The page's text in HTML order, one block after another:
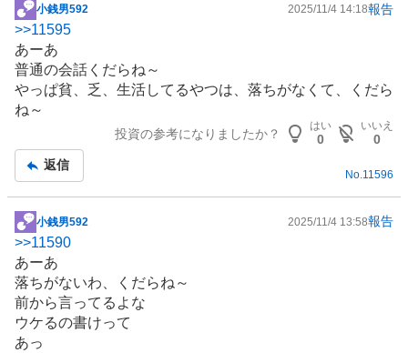
掲
示
板
記
事
小銭男592 2025/11/4 14:18報告
>>11595
あーあ
普通の会話くだらね～
やっぱ貧、乏、生活してるやつは、落ちがなくて、くだら
ね～
投資の参考になりましたか？
はい
0
いいえ
0
返信
No. 11596
掲
示
板
記
事
小銭男592 2025/11/4 13:58報告
>>11590
あーあ
落ちがないわ、くだらね～
前から言ってるよな
ウケるの書けって
あっ